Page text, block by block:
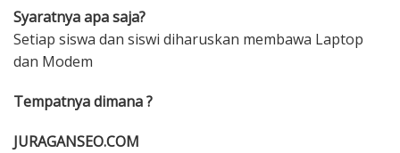
Syaratnya apa saja?
Setiap siswa dan siswi diharuskan membawa Laptop
dan Modem
Tempatnya dimana ?
JURAGANSEO.COM